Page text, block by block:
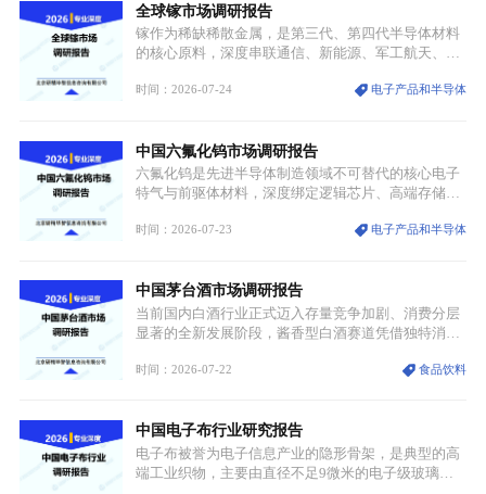
重要载体。同时，行业标准落地、生产技术升级、原
创设计能力提升，进一步夯实产业发展根基，吸引传
统服饰品牌、文旅企业等跨界入局，市场活力持续释
全球镓市场调研报告
镓作为稀缺稀散金属，是第三代、第四代半导体材料
的核心原料，深度串联通信、新能源、军工航天、光
与大国科技博弈的关键战略资源。镓并非传统大宗金
领域渗透”的战略体系，成为全球科技产业运转的刚
需资源。
时间：2026-07-24 电子产品和半导体
中国六氟化钨市场调研报告
六氟化钨是先进半导体制造领域不可替代的核心电子
特气与前驱体材料，深度绑定逻辑芯片、高端存储芯
沉积（CVD）、原子层沉积（ALD）工艺专用前驱体
密制造流程。
时间：2026-07-23 电子产品和半导体
中国茅台酒市场调研报告
当前国内白酒行业正式迈入存量竞争加剧、消费分层
显著的全新发展阶段，酱香型白酒赛道凭借独特消费
道。贵州茅台凭借独一无二的核心产区壁垒、刚性产
业。
时间：2026-07-22 食品饮料
中国电子布行业研究报告
电子布被誉为电子信息产业的隐形骨架，是典型的高
端工业织物，主要由直径不足9微米的电子级玻璃纤